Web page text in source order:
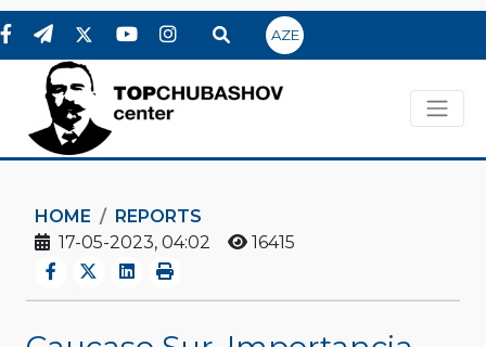
AZE
HOME
REPORTS
17-05-2023, 04:02
16415